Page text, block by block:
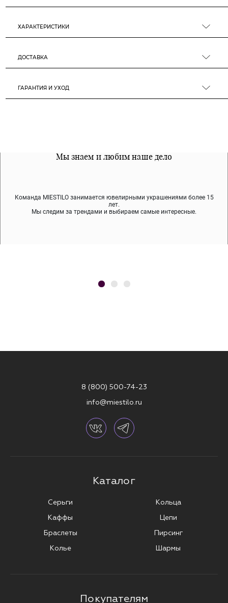
ХАРАКТЕРИСТИКИ
ДОСТАВКА
ГАРАНТИЯ И УХОД
Мы знаем и любим наше дело
Команда MIESTILO занимается ювелирными украшениями более 15
лет.
Мы следим за трендами и выбираем самые интересные.
Все наши материалы гипоалергенны
Мы используем покрытие (родий, ювелирный сплав), которое не
содержит никеля и свинца — это исключает аллергию.
Примерка перед покупкой
Во время доставки спокойно примеряйте украшения, выбирайте те,
что вам нравятся, остальные заберёт курьер.
8 (800) 500-74-23
info@miestilo.ru
Каталог
Серьги
Каффы
Браслеты
Колье
Кольца
Цепи
Пирсинг
Шармы
Покупателям